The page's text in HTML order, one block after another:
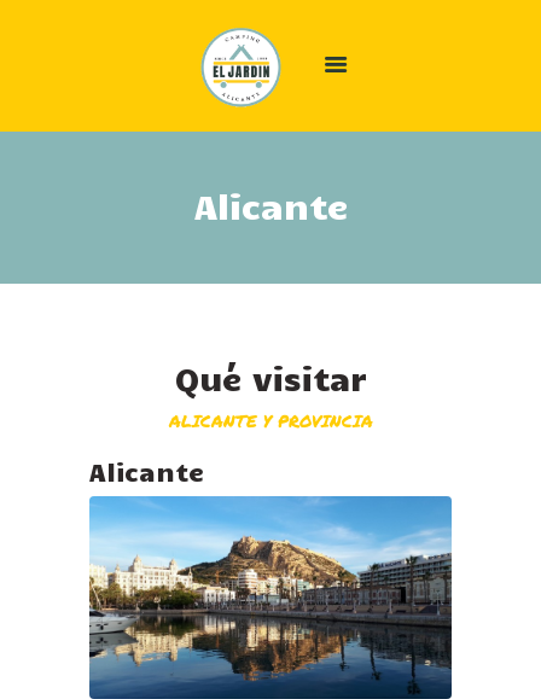
Alicante
GALERÍAQué visitar
ALICANTE Y PROVINCIA
Alicante